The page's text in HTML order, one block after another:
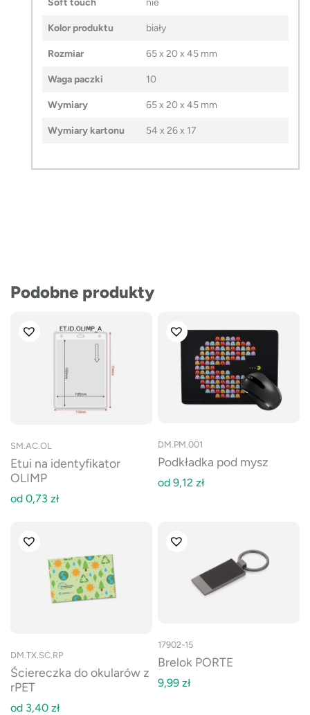
Kolor produktu biały
Rozmiar 65 x 20 x 45 mm
Waga paczki 10
Wymiary 65 x 20 x 45 mm
Wymiary kartonu 54 x 26 x 17
Podobne produkty
SM.AC.OL
Etui na identyfikator
OLIMP
od 0,73 zł
DM.PM.001
Podkładka pod mysz
od 9,12 zł
DM.TX.SC.RP
Ściereczka do okularów z
rPET
od 3,40 zł
17902-15
Brelok PORTE
9,99 zł